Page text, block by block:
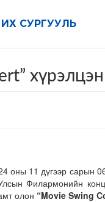
СУРГУУЛЬ
оны 11 дүгээр
Филармонийн
олон “Movie Swing